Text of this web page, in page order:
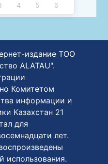
4 5 6
издание ТОО
ALATAU".
Комитетом
информации и
Казахстан 21
для
лет.
использования.